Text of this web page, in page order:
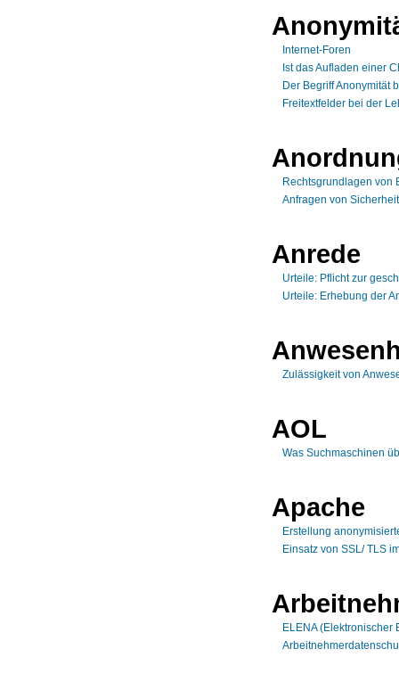
Internet-Foren
Ist das Aufladen einer
Der Begriff Anonymität
Freitextfelder bei der
Rechtsgrundlagen von
Anfragen von
Anrede
Urteile: Pflicht zur
Urteile: Erhebung der
Zulässigkeit von
AOL
Was Suchmaschinen
Apache
Erstellung
Einsatz von SSL/ TLS
ELENA (Elektronischer